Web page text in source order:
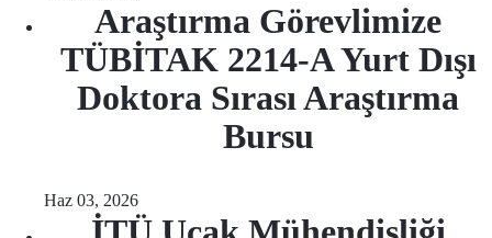
Araştırma Görevlimize
TÜBİTAK 2214-A Yurt Dışı
Doktora Sırası Araştırma
Bursu
Haz 03, 2026